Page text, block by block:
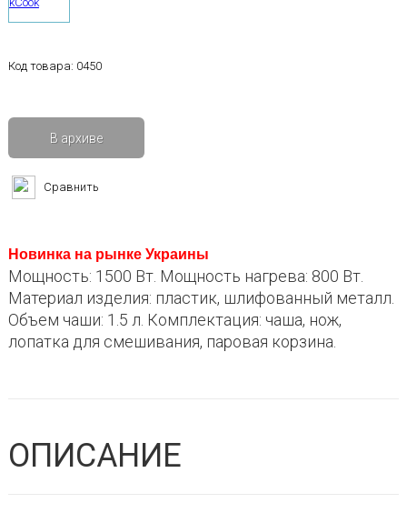
Код товара: 0450
В архиве
Сравнить
Новинка на рынке Украины
Мощность: 1500 Вт. Мощность нагрева: 800 Вт.
Материал изделия: пластик, шлифованный металл.
Объем чаши: 1.5 л. Комплектация: чаша, нож,
лопатка для смешивания, паровая корзина.
ОПИСАНИЕ